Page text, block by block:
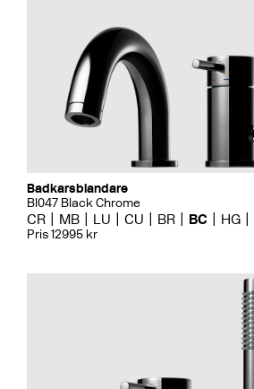
Badkarsblandare
BI047 Black Chrome
CR MB LU CU BR BC HG
Pris 12995 kr